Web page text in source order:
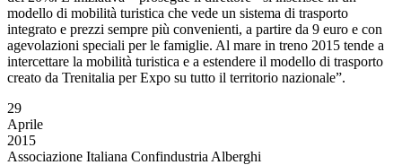
modello di mobilità turistica che vede un sistema di trasporto
integrato e prezzi sempre più convenienti, a partire da 9 euro e con
agevolazioni speciali per le famiglie. Al mare in treno 2015 tende a
intercettare la mobilità turistica e a estendere il modello di trasporto
creato da Trenitalia per Expo su tutto il territorio nazionale”.
29
Aprile
2015
Associazione Italiana Confindustria Alberghi